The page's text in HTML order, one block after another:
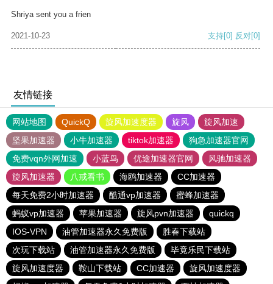
Shriya sent you a frien
2021-10-23 支持[0] 反对[0]
友情链接
网站地图 QuickQ 旋风加速度器 旋风
旋风加速
坚果加速器
小牛加速器 tiktok加速器
狗急加速器官网
免费vqn外网加速
小蓝鸟 优途加速器官网
风驰加速器
旋风加速器
八戒看书 海鸥加速器
CC加速器
每天免费2小时加速器
酷通vp加速器
蜜蜂加速器
蚂蚁vp加速器
苹果加速器 旋风pvn加速器
quickq
IOS-VPN
油管加速器永久免费版
胜春下载站
次玩下载站
油管加速器永久免费版
毕竟乐民下载站
旋风加速度器
鞍山下载站 CC加速器
旋风加速度器